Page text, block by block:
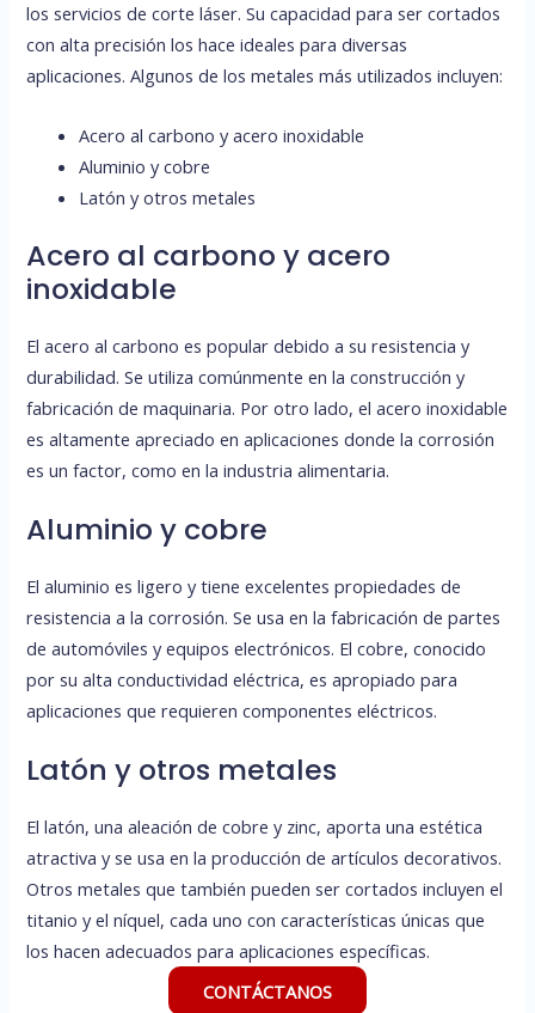
los servicios de corte láser. Su capacidad para ser cortados
con alta precisión los hace ideales para diversas
aplicaciones. Algunos de los metales más utilizados incluyen:
Acero al carbono y acero inoxidable
Aluminio y cobre
Latón y otros metales
Acero al carbono y acero
inoxidable
El acero al carbono es popular debido a su resistencia y
durabilidad. Se utiliza comúnmente en la construcción y
fabricación de maquinaria. Por otro lado, el acero inoxidable
es altamente apreciado en aplicaciones donde la corrosión
es un factor, como en la industria alimentaria.
Aluminio y cobre
El aluminio es ligero y tiene excelentes propiedades de
resistencia a la corrosión. Se usa en la fabricación de partes
de automóviles y equipos electrónicos. El cobre, conocido
por su alta conductividad eléctrica, es apropiado para
aplicaciones que requieren componentes eléctricos.
Latón y otros metales
El latón, una aleación de cobre y zinc, aporta una estética
atractiva y se usa en la producción de artículos decorativos.
Otros metales que también pueden ser cortados incluyen el
titanio y el níquel, cada uno con características únicas que
los hacen adecuados para aplicaciones específicas.
CONTÁCTANOS